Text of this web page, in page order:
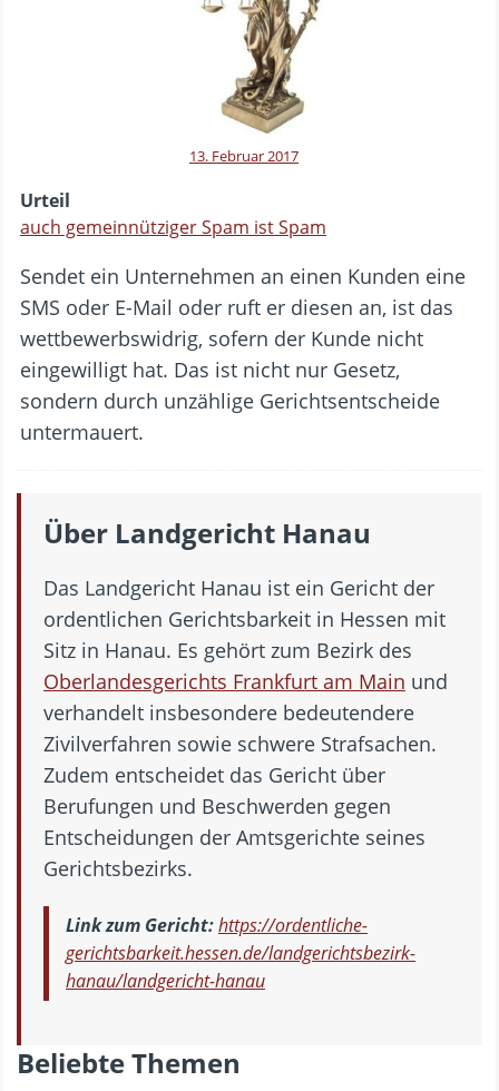
13. Februar 2017
Urteil
auch gemeinnütziger Spam ist Spam
Sendet ein Unternehmen an einen Kunden eine
SMS oder E-Mail oder ruft er diesen an, ist das
wettbewerbswidrig, sofern der Kunde nicht
eingewilligt hat. Das ist nicht nur Gesetz,
sondern durch unzählige Gerichtsentscheide
untermauert.
Über Landgericht Hanau
Das Landgericht Hanau ist ein Gericht der
ordentlichen Gerichtsbarkeit in Hessen mit
Sitz in Hanau. Es gehört zum Bezirk des
Oberlandesgerichts Frankfurt am Main und
verhandelt insbesondere bedeutendere
Zivilverfahren sowie schwere Strafsachen.
Zudem entscheidet das Gericht über
Berufungen und Beschwerden gegen
Entscheidungen der Amtsgerichte seines
Gerichtsbezirks.
Link zum Gericht:https://ordentliche-
gerichtsbarkeit.hessen.de/landgerichtsbezirk-
hanau/landgericht-hanau
Beliebte Themen